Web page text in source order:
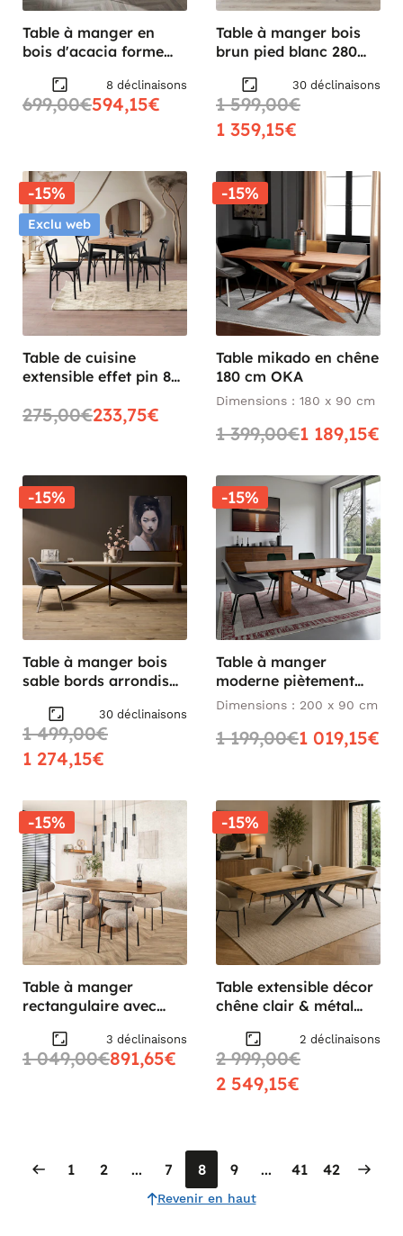
Table à manger en
bois d'acacia forme
MELBOURNE8 déclinaisons
699,00€594,15€
Table à manger bois
brun pied blanc 280
30 déclinaisons
1 599,00€
1 359,15€
-15%
Exclu web
Table de cuisine
extensible effet pin 80-
275,00€233,75€
-15%
Table mikado en chêne
180 cm OKA
Dimensions : 180 x 90 cm
1 399,00€1 189,15€
-15%
Table à manger bois
sable bords arrondis
30 déclinaisons
1 499,00€
1 274,15€
-15%
Table à manger
moderne piètement
oblique chêne massif
Dimensions : 200 x 90 cm
1 199,00€1 019,15€
-15%
Table à manger
rectangulaire avec
bois de manguier 215
cm CREEK
3 déclinaisons
1 049,00€891,65€
-15%
Table extensible décor
chêne clair & métal
DALLAS
2 déclinaisons
2 999,00€
2 549,15€
Revenir en haut
1 2 ... 7 8 9 ... 41 42